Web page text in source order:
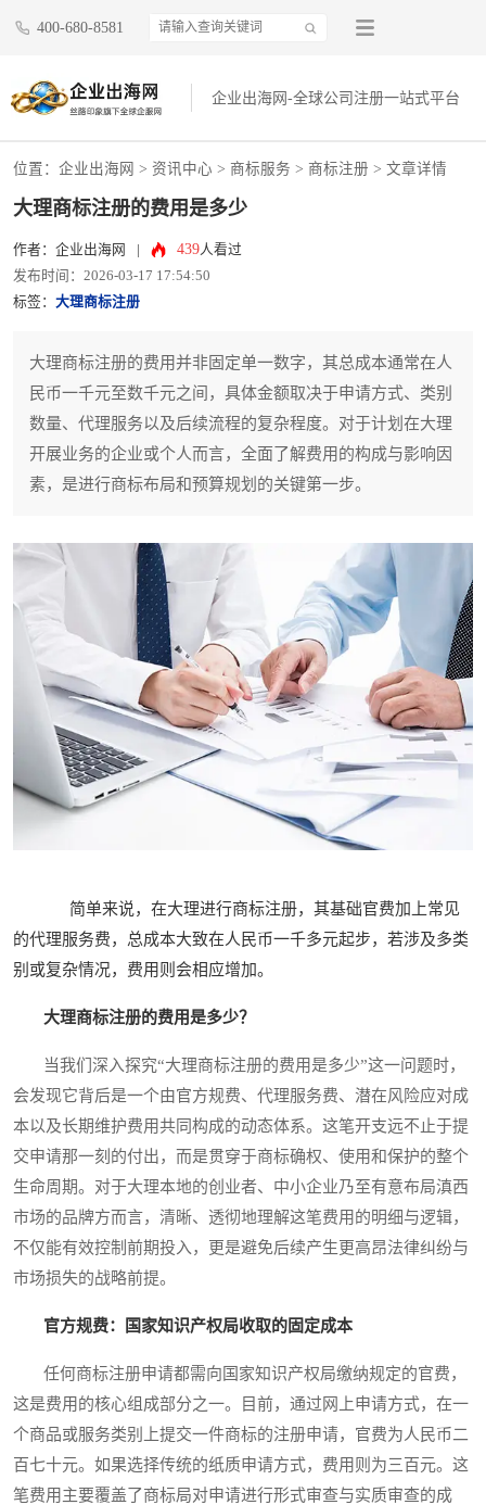
400-680-8581
企业出海网-全球公司注册一站式平台
位置： 企业出海网 > 资讯中心 > 商标服务 > 商标注册 > 文章详情
大理商标注册的费用是多少
作者：企业出海网 439人看过
发布时间：2026-03-17 17:54:50
标签： 大理商标注册
大理商标注册的费用并非固定单一数字，其总成本通常在人
民币一千元至数千元之间，具体金额取决于申请方式、类别
数量、代理服务以及后续流程的复杂程度。对于计划在大理
开展业务的企业或个人而言，全面了解费用的构成与影响因
素，是进行商标布局和预算规划的关键第一步。
简单来说，在大理进行商标注册，其基础官费加上常见
的代理服务费，总成本大致在人民币一千多元起步，若涉及多类
别或复杂情况，费用则会相应增加。
大理商标注册的费用是多少？
当我们深入探究“大理商标注册的费用是多少”这一问题时，
会发现它背后是一个由官方规费、代理服务费、潜在风险应对成
本以及长期维护费用共同构成的动态体系。这笔开支远不止于提
交申请那一刻的付出，而是贯穿于商标确权、使用和保护的整个
生命周期。对于大理本地的创业者、中小企业乃至有意布局滇西
市场的品牌方而言，清晰、透彻地理解这笔费用的明细与逻辑，
不仅能有效控制前期投入，更是避免后续产生更高昂法律纠纷与
市场损失的战略前提。
官方规费：国家知识产权局收取的固定成本
任何商标注册申请都需向国家知识产权局缴纳规定的官费，
这是费用的核心组成部分之一。目前，通过网上申请方式，在一
个商品或服务类别上提交一件商标的注册申请，官费为人民币二
百七十元。如果选择传统的纸质申请方式，费用则为三百元。这
笔费用主要覆盖了商标局对申请进行形式审查与实质审查的成